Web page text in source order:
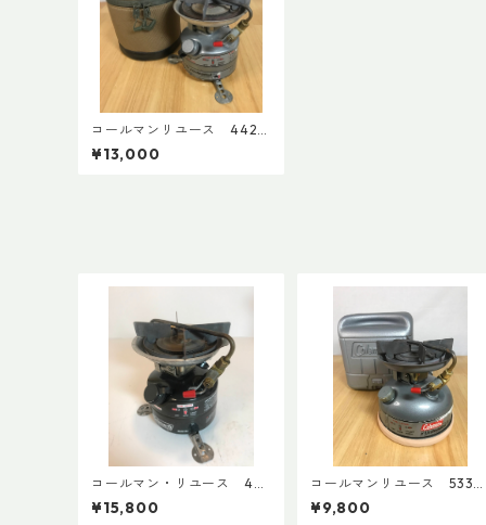
コールマンリユース 442
1991年12月製 点検整備
済 3602
¥13,000
コールマン・リユース 44
2 2009年2月製 点検整備
済 8688
¥15,800
コールマンリユース
1992年11月製 点検整備
3950
¥9,800